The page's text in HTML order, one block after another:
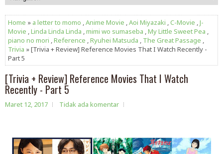
Home » a letter to momo ,Anime Movie ,Aoi Miyazaki ,C-Movie ,J-
Movie ,Linda Linda Linda ,mimi wo sumaseba ,My Little Sweet Pea ,
piano no mori ,Reference ,Ryuhei Matsuda , The Great Passage ,
Trivia » [Trivia + Review] Reference Movies That I Watch Recently -
Part 5
[Trivia + Review] Reference Movies That I Watch
Recently - Part 5
Maret 12, 2017 Tidak ada komentar